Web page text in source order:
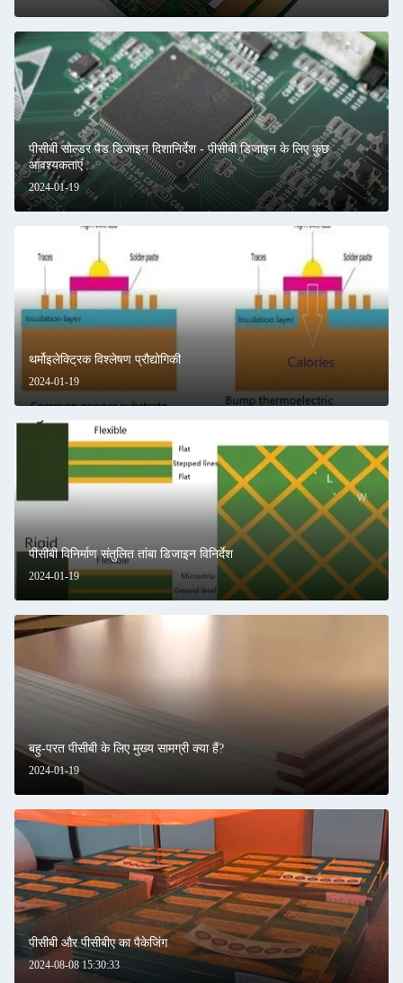
2024-01-19
पीसीबी सोल्डर पैड डिजाइन दिशानिर्देश - पीसीबी डिजाइन के लिए कुछ
आवश्यकताएं
2024-01-19
थर्मोइलेक्ट्रिक विश्लेषण प्रौद्योगिकी
2024-01-19
पीसीबी विनिर्माण संतुलित तांबा डिजाइन विनिर्देश
2024-01-19
बहु-परत पीसीबी के लिए मुख्य सामग्री क्या हैं?
2024-08-08 15:30:33
पीसीबी और पीसीबीए का पैकेजिंग